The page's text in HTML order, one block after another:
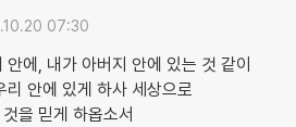
07:30
에, 내가 아버지 안에 있는 것 같이
안에 있게 하사 세상으로
을 믿게 하옵소서